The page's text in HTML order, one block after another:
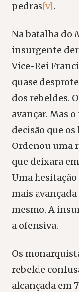
pedras[v].
Na batalha do
insurgente
Vice-Rei
quase
dos rebeldes.
avançar. Mas
decisão que
Ordenou uma
que deixara
Uma hesitação
mais
mesmo. A
a ofensiva.
Os
rebelde
alcançada em